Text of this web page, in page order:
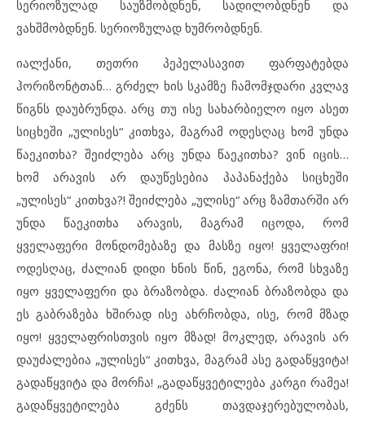
სერიოზულად საუზმობდნენ, სადილობდნენ და
ვახშმობდნენ. სერიოზულად ხუმრობდნენ.
იალქანი, თეთრი პეპელასავით ფარფატებდა
ჰორიზონტთან… გრძელ ხის სკამზე ჩამომჯდარი კვლავ
წიგნს დაუბრუნდა. არც თუ ისე სახარბიელო იყო ასეთ
სიცხეში „ულისეს“ კითხვა, მაგრამ ოდესღაც ხომ უნდა
წაეკითხა? შეიძლება არც უნდა წაეკითხა? ვინ იცის…
ხომ არავის არ დაუწესებია პაპანაქება სიცხეში
„ულისეს“ კითხვა?! შეიძლება „ულისე“ არც ზამთარში არ
უნდა წაეკითხა არავის, მაგრამ იცოდა, რომ
ყველაფერი მონდომებაზე და მასზე იყო! ყველაფრი!
ოდესღაც, ძალიან დიდი ხნის წინ, ეგონა, რომ სხვაზე
იყო ყველაფერი და ბრაზობდა. ძალიან ბრაზობდა და
ეს გაბრაზება ხშირად ისე ახრჩობდა, ისე, რომ მზად
იყო! ყველაფრისთვის იყო მზად! მოკლედ, არავის არ
დაუძალებია „ულისეს“ კითხვა, მაგრამ ასე გადაწყვიტა!
გადაწყვიტა და მორჩა! „გადაწყვეტილება კარგი რამეა!
გადაწყვეტილება გძენს თავდაჯერებულობას,